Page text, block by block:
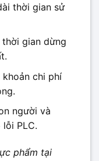
thời gian sử
thời gian dừng
khoản chi phí
người và
PLC.
phẩm tại